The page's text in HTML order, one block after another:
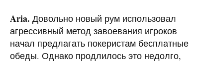
Aria. Довольно новый рум использовал
агрессивный метод завоевания игроков –
начал предлагать покеристам бесплатные
обеды. Однако продлилось это недолго,